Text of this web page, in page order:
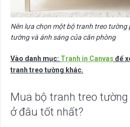
Nên lựa chọn một bộ tranh treo tường
tường và ánh sáng của căn phòng
Vào danh mục: Tranh in Canvas để
tranh treo tường khác.
Mua bộ tranh treo tường
ở đâu tốt nhất?